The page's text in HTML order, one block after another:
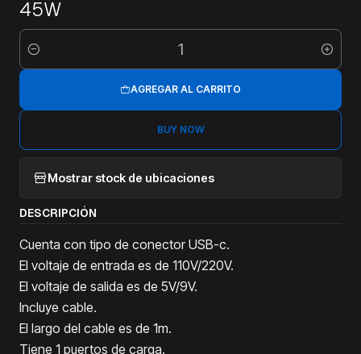
45W
Cantidad
AGREGAR AL CARRITO
BUY NOW
Mostrar stock de ubicaciones
DESCRIPCIÓN
Cuenta con tipo de conector USB-c.
El voltaje de entrada es de 110V/220V.
El voltaje de salida es de 5V/9V.
Incluye cable.
El largo del cable es de 1m.
Tiene 1 puertos de carga.